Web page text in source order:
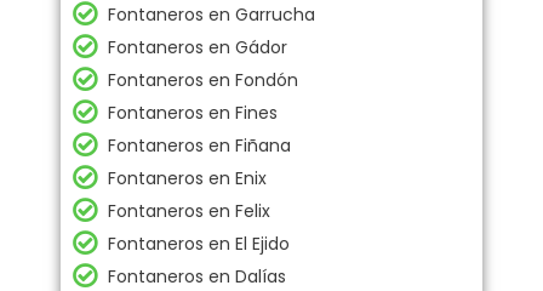
Fontaneros en Garrucha
Fontaneros en Gádor
Fontaneros en Fondón
Fontaneros en Fines
Fontaneros en Fiñana
Fontaneros en Enix
Fontaneros en Felix
Fontaneros en El Ejido
Fontaneros en Dalías